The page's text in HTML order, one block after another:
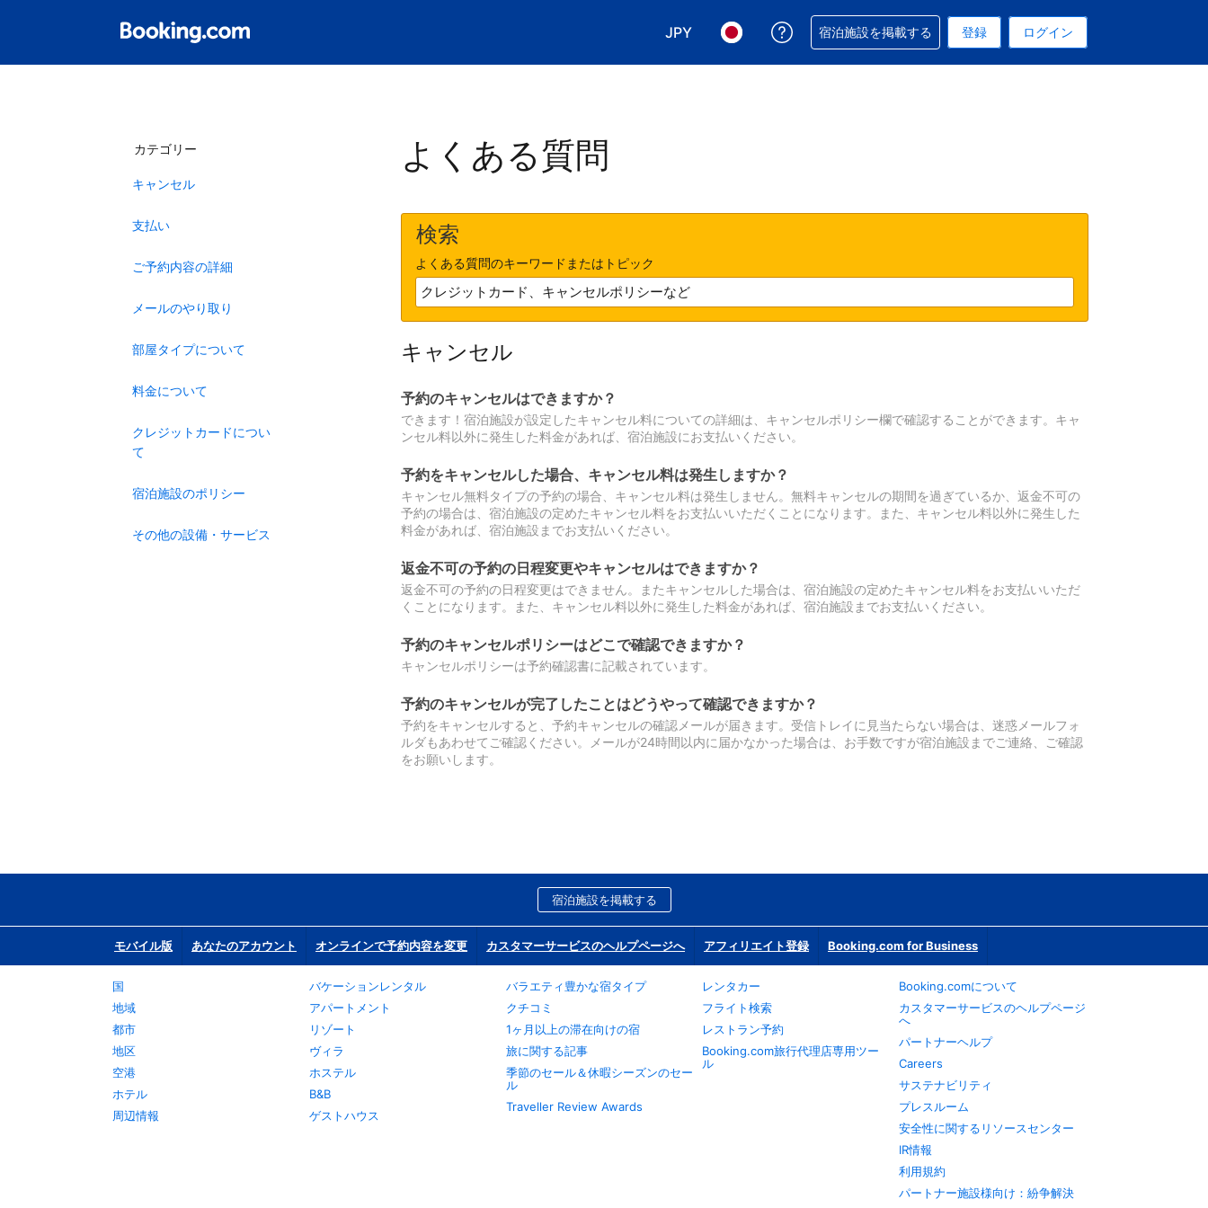
JPY
表示通貨を選択. 現在選択中の表示通貨は円です
言語を選択. 現在選択中の言語は日本語です
予約に関するサポートを受けられます
宿泊施設を掲載する 登録 ログイン
カテゴリー
キャンセル
支払い
ご予約内容の詳細
メールのやり取り
部屋タイプについて
料金について
クレジットカードについ
て
宿泊施設のポリシー
その他の設備・サービス
よくある質問
検索
よくある質問のキーワードまたはトピック
キャンセル
予約のキャンセルはできますか？
できます！宿泊施設が設定したキャンセル料についての詳細は、キャンセルポリシー欄で確認することができます。キャ
ンセル料以外に発生した料金があれば、宿泊施設にお支払いください。
予約をキャンセルした場合、キャンセル料は発生しますか？
キャンセル無料タイプの予約の場合、キャンセル料は発生しません。無料キャンセルの期間を過ぎているか、返金不可の
予約の場合は、宿泊施設の定めたキャンセル料をお支払いいただくことになります。また、キャンセル料以外に発生した
料金があれば、宿泊施設までお支払いください。
返金不可の予約の日程変更やキャンセルはできますか？
返金不可の予約の日程変更はできません。またキャンセルした場合は、宿泊施設の定めたキャンセル料をお支払いいただ
くことになります。また、キャンセル料以外に発生した料金があれば、宿泊施設までお支払いください。
予約のキャンセルポリシーはどこで確認できますか？
キャンセルポリシーは予約確認書に記載されています。
予約のキャンセルが完了したことはどうやって確認できますか？
予約をキャンセルすると、予約キャンセルの確認メールが届きます。受信トレイに見当たらない場合は、迷惑メールフォ
ルダもあわせてご確認ください。メールが24時間以内に届かなかった場合は、お手数ですが宿泊施設までご連絡、ご確認
をお願いします。
宿泊施設を掲載する
モバイル版 あなたのアカウント オンラインで予約内容を変更 カスタマーサービスのヘルプページへ アフィリエイト登録 Booking.com for Business
国
地域
都市
地区
空港
ホテル
周辺情報
バケーションレンタル
アパートメント
リゾート
ヴィラ
ホステル
B&B
ゲストハウス
バラエティ豊かな宿タイプ
クチコミ
1ヶ月以上の滞在向けの宿
旅に関する記事
季節のセール＆休暇シーズンのセー
ル
Traveller Review Awards
レンタカー
フライト検索
レストラン予約
Booking.com旅行代理店専用ツー
ル
Booking.comについて
カスタマーサービスのヘルプページ
へ
パートナーヘルプ
Careers
サステナビリティ
プレスルーム
安全性に関するリソースセンター
IR情報
利用規約
パートナー施設様向け：紛争解決